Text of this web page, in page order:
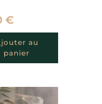
€
au
panier